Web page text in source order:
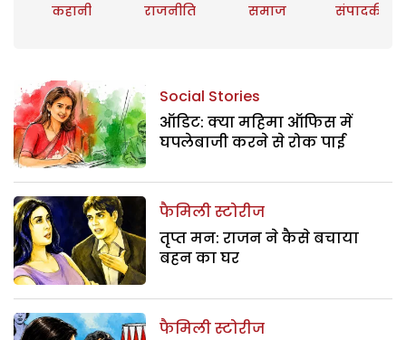
कहानी राजनीति समाज संपादकीय
Social Stories
ऑडिट: क्या महिमा ऑफिस में
घपलेबाजी करने से रोक पाई
फैमिली स्टोरीज
तृप्त मन: राजन ने कैसे बचाया
बहन का घर
फैमिली स्टोरीज